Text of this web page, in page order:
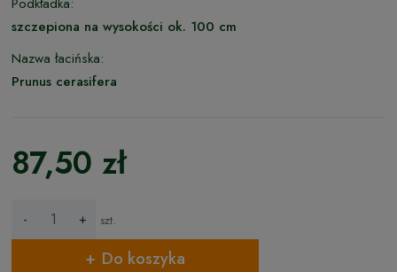
szczepiona na wysokości ok. 100 cm
Nazwa łacińska:
Prunus cerasifera
87,50 zł
- + szt.
Do koszyka